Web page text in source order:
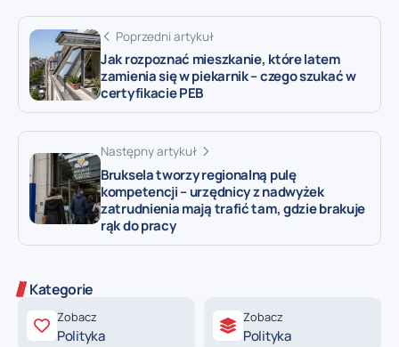
Poprzedni artykuł
Jak rozpoznać mieszkanie, które latem
zamienia się w piekarnik – czego szukać w
certyfikacie PEB
Następny artykuł
Bruksela tworzy regionalną pulę
kompetencji – urzędnicy z nadwyżek
zatrudnienia mają trafić tam, gdzie brakuje
rąk do pracy
Kategorie
Zobacz
Polityka
Zobacz
Polityka